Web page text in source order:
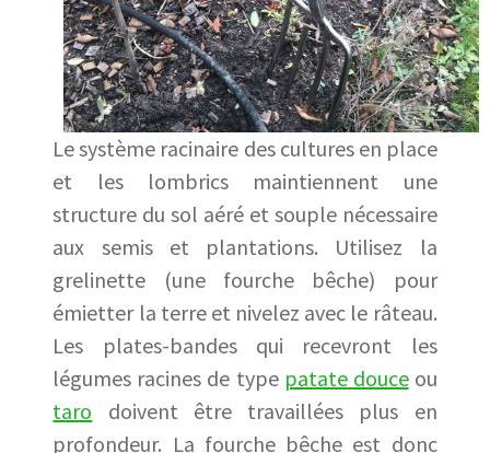
Le système racinaire des cultures en place
et les lombrics maintiennent une
structure du sol aéré et souple nécessaire
aux semis et plantations. Utilisez la
grelinette (une fourche bêche) pour
émietter la terre et nivelez avec le râteau.
Les plates-bandes qui recevront les
légumes racines de type patate douceou
taro doivent être travaillées plus en
profondeur. La fourche bêche est donc